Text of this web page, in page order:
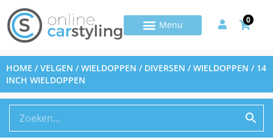
0
HOME /VELGEN / WIELDOPPEN / DIVERSEN /WIELDOPPEN / 14
INCH WIELDOPPEN